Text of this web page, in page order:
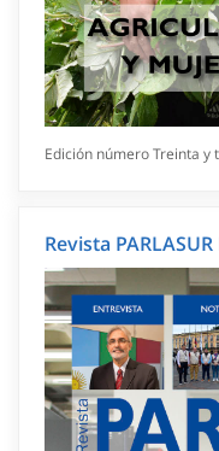
Edición número Treinta y
Revista PARLASUR